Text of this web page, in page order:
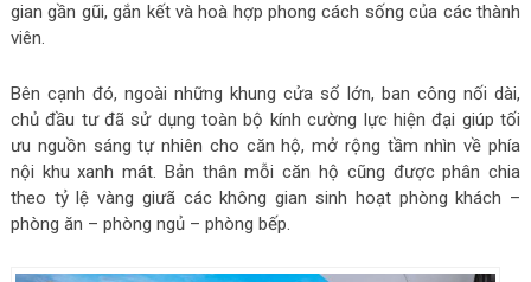
gian gần gũi, gắn kết và hoà hợp phong cách sống của các thành
viên.
Bên cạnh đó, ngoài những khung cửa sổ lớn, ban công nối dài,
chủ đầu tư đã sử dụng toàn bộ kính cường lực hiện đại giúp tối
ưu nguồn sáng tự nhiên cho căn hộ, mở rộng tầm nhìn về phía
nội khu xanh mát. Bản thân mỗi căn hộ cũng được phân chia
theo tỷ lệ vàng giưã các không gian sinh hoạt phòng khách –
phòng ăn – phòng ngủ – phòng bếp.